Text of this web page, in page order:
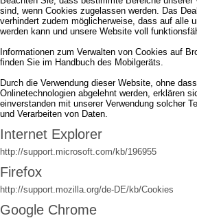
sind, wenn Cookies zugelassen werden. Das
verhindert zudem möglicherweise, dass auf alle
werden kann und unsere Website voll
Informationen zum Verwalten von Cookies auf
finden Sie im Handbuch des Mobilgeräts.
Durch die Verwendung dieser Website, ohne
Onlinetechnologien abgelehnt werden, erklären
einverstanden mit unserer Verwendung solcher
und Verarbeiten von Daten.
Internet Explorer
http://support.microsoft.com/kb/196955
Firefox
http://support.mozilla.org/de-DE/kb/Cookies
Google Chrome